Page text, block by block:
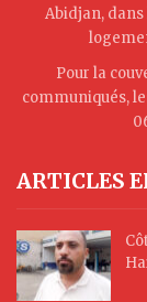
Abidjan, dans
Pour la
communiqués,
ARTICLES